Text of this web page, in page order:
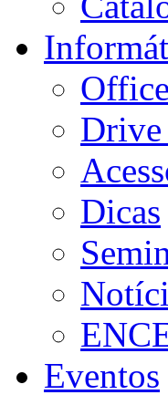
Dicas
Eventos